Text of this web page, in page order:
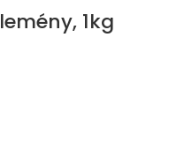
1kg